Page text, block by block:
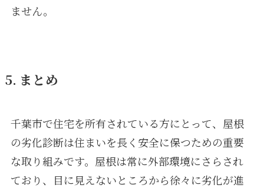
ません。
5. まとめ
千葉市で住宅を所有されている方にとって、屋根
の劣化診断は住まいを長く安全に保つための重要
な取り組みです。屋根は常に外部環境にさらされ
ており、目に見えないところから徐々に劣化が進